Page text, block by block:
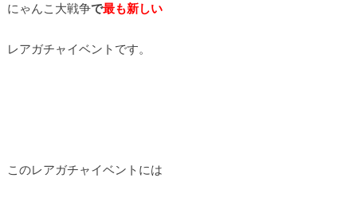
にゃんこ大戦争で最も新しい
レアガチャイベントです。
このレアガチャイベントには